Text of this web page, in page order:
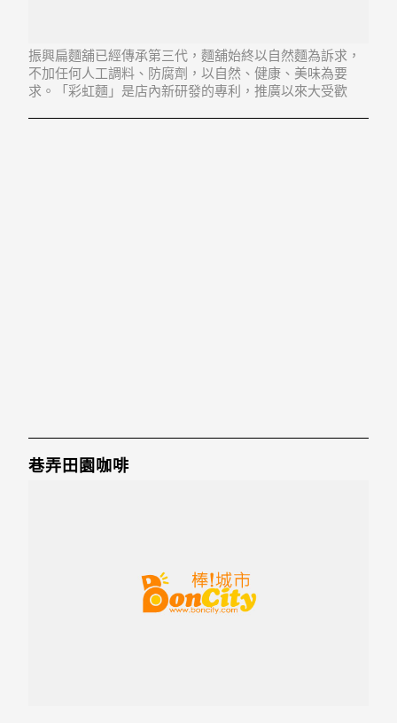
振興扁麵舖已經傳承第三代，麵舖始終以自然麵為訴求，
不加任何人工調料、防腐劑，以自然、健康、美味為要
求。「彩虹麵」是店內新研發的專利，推廣以來大受歡
巷弄田園咖啡